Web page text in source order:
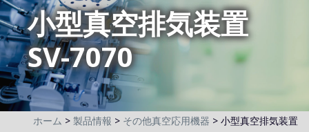
小型真空排気装置
SV-7070
ホーム 製品情報 その他真空応用機器
小型真空排気装置